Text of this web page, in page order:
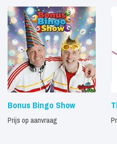
Bonus Bingo Show
Prijs op aanvraag